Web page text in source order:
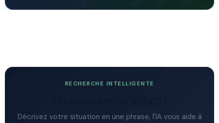
RECHERCHE INTELLIGENTE
Décrivez votre situation en une phrase, l'IA vous aide à